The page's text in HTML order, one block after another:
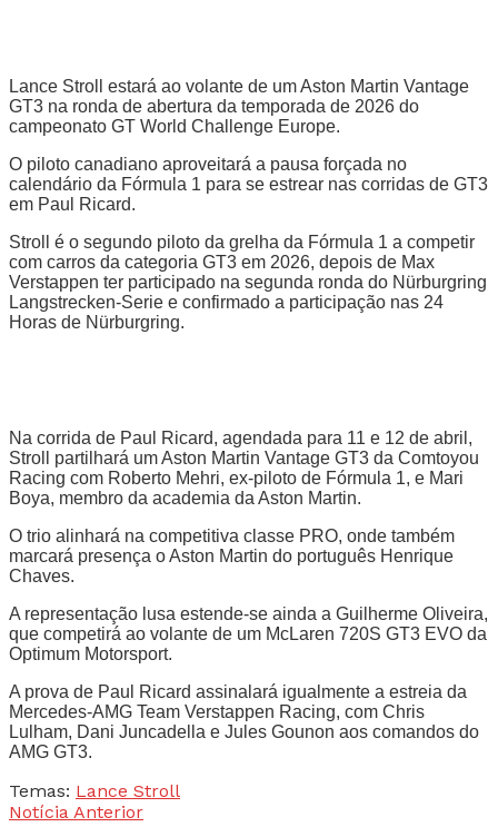
Lance Stroll estará ao volante de um Aston Martin Vantage
GT3 na ronda de abertura da temporada de 2026 do
campeonato GT World Challenge Europe.
O piloto canadiano aproveitará a pausa forçada no
calendário da Fórmula 1 para se estrear nas corridas de GT3
em Paul Ricard.
Stroll é o segundo piloto da grelha da Fórmula 1 a competir
com carros da categoria GT3 em 2026, depois de Max
Verstappen ter participado na segunda ronda do Nürburgring
Langstrecken-Serie e confirmado a participação nas 24
Horas de Nürburgring.
Na corrida de Paul Ricard, agendada para 11 e 12 de abril,
Stroll partilhará um Aston Martin Vantage GT3 da Comtoyou
Racing com Roberto Mehri, ex-piloto de Fórmula 1, e Mari
Boya, membro da academia da Aston Martin.
O trio alinhará na competitiva classe PRO, onde também
marcará presença o Aston Martin do português Henrique
Chaves.
A representação lusa estende-se ainda a Guilherme Oliveira,
que competirá ao volante de um McLaren 720S GT3 EVO da
Optimum Motorsport.
A prova de Paul Ricard assinalará igualmente a estreia da
Mercedes-AMG Team Verstappen Racing, com Chris
Lulham, Dani Juncadella e Jules Gounon aos comandos do
AMG GT3.
Temas: Lance Stroll
Notícia Anterior